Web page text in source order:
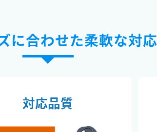
に合わせた柔軟な対
対応品質